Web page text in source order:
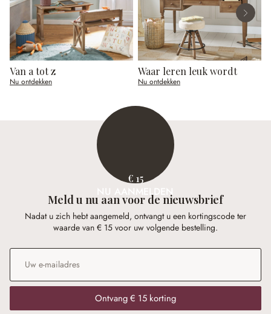
Van a tot z
Nu ontdekken
Waar leren leuk wordt
Nu ontdekken
€ 15
NU AANMELDEN
Meld u nu aan voor de nieuwsbrief
Nadat u zich hebt aangemeld, ontvangt u een kortingscode ter
waarde van € 15 voor uw volgende bestelling.
E-mailadres
Ontvang € 15 korting